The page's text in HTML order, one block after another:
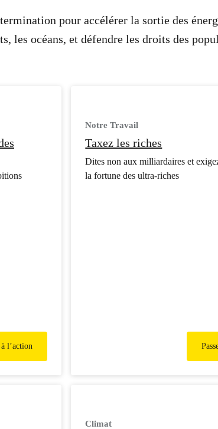
pour accélérer la sortie des
les océans, et défendre les droits des
à l’action
Notre Travail
Taxez les riches
Dites non aux milliardaires et
la fortune des ultra-riches
Climat